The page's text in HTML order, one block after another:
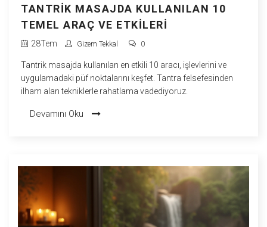
TANTRIK MASAJDA KULLANILAN 10
TEMEL ARAÇ VE ETKILERI
28Tem Gizem Tekkal 0
Tantrik masajda kullanılan en etkili 10 aracı, işlevlerini ve
uygulamadaki püf noktalarını keşfet. Tantra felsefesinden
ilham alan tekniklerle rahatlama vadediyoruz.
Devamını Oku